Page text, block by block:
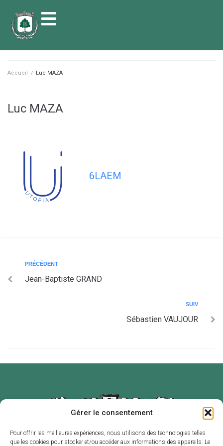
Gérer le consentement
Pour offrir les meilleures expériences, nous utilisons des technologies telles
que les cookies pour stocker et/ou accéder aux informations des appareils. Le
principal
Accueil / Luc MAZA
Luc MAZA
6LAEM
PRÉCÉDENT
Jean-Baptiste GRAND
SUIV
Sébastien VAUJOUR